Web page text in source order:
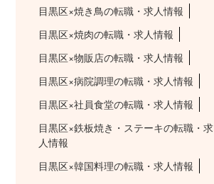
目黒区×焼き鳥の転職・求人情報
目黒区×焼肉の転職・求人情報
目黒区×物販店の転職・求人情報
目黒区×病院調理の転職・求人情報
目黒区×社員食堂の転職・求人情報
目黒区×鉄板焼き・ステーキの転職・求
人情報
目黒区×韓国料理の転職・求人情報